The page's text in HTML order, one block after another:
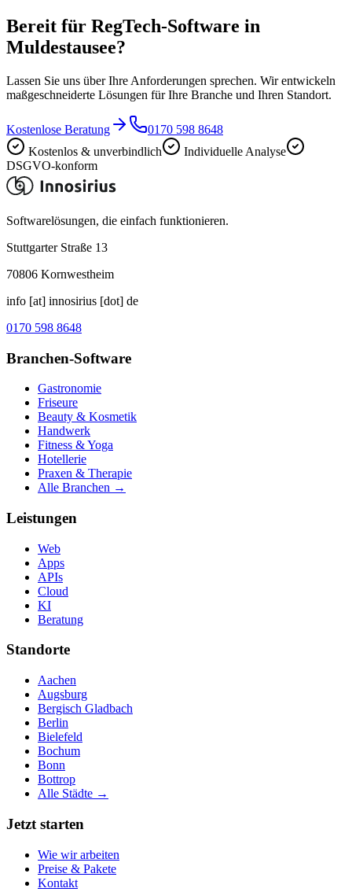
Bereit für RegTech-Software in
Muldestausee?
Lassen Sie uns über Ihre Anforderungen sprechen. Wir entwickeln
maßgeschneiderte Lösungen für Ihre Branche und Ihren Standort.
Kostenlose Beratung
0170 598 8648
Kostenlos & unverbindlich
Individuelle Analyse
DSGVO-konform
Softwarelösungen, die einfach funktionieren.
Stuttgarter Straße 13
70806 Kornwestheim
info [at] innosirius [dot] de
0170 598 8648
Branchen-Software
Gastronomie
Friseure
Beauty & Kosmetik
Handwerk
Fitness & Yoga
Hotellerie
Praxen & Therapie
Alle Branchen →
Leistungen
Web
Apps
APIs
Cloud
KI
Beratung
Standorte
Aachen
Augsburg
Bergisch Gladbach
Berlin
Bielefeld
Bochum
Bonn
Bottrop
Alle Städte →
Jetzt starten
Wie wir arbeiten
Preise & Pakete
Kontakt